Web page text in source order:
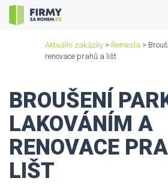
Aktuální zakázky > Řemesla >
renovace prahů a lišt
BROUŠENÍ
LAKOVÁNÍM A
RENOVACE
LIŠT